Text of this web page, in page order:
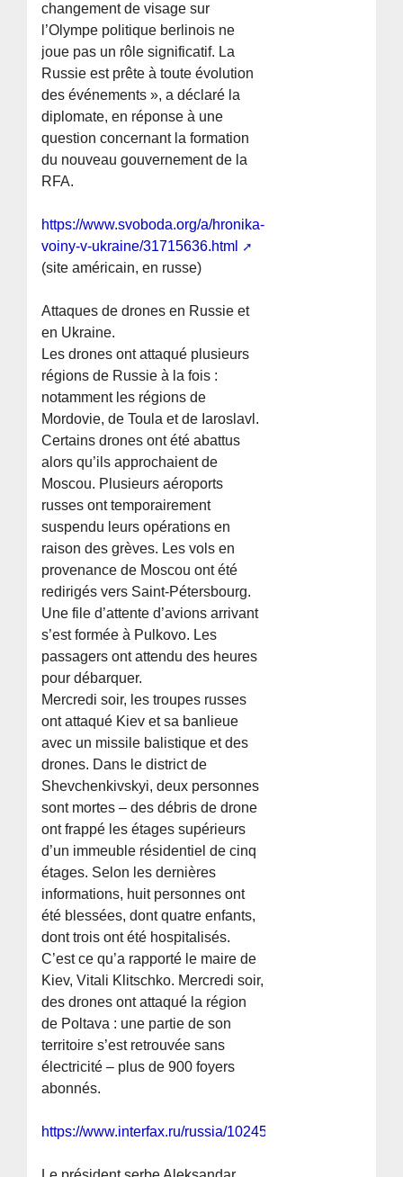
changement de visage sur
l’Olympe politique berlinois ne
joue pas un rôle significatif. La
Russie est prête à toute évolution
des événements », a déclaré la
diplomate, en réponse à une
question concernant la formation
du nouveau gouvernement de la
RFA.
https://www.svoboda.org/a/hronika-
voiny-v-ukraine/31715636.html
(site américain, en russe)
Attaques de drones en Russie et
en Ukraine.
Les drones ont attaqué plusieurs
régions de Russie à la fois :
notamment les régions de
Mordovie, de Toula et de Iaroslavl.
Certains drones ont été abattus
alors qu’ils approchaient de
Moscou. Plusieurs aéroports
russes ont temporairement
suspendu leurs opérations en
raison des grèves. Les vols en
provenance de Moscou ont été
redirigés vers Saint-Pétersbourg.
Une file d’attente d’avions arrivant
s’est formée à Pulkovo. Les
passagers ont attendu des heures
pour débarquer.
Mercredi soir, les troupes russes
ont attaqué Kiev et sa banlieue
avec un missile balistique et des
drones. Dans le district de
Shevchenkivskyi, deux personnes
sont mortes – des débris de drone
ont frappé les étages supérieurs
d’un immeuble résidentiel de cinq
étages. Selon les dernières
informations, huit personnes ont
été blessées, dont quatre enfants,
dont trois ont été hospitalisés.
C’est ce qu’a rapporté le maire de
Kiev, Vitali Klitschko. Mercredi soir,
des drones ont attaqué la région
de Poltava : une partie de son
territoire s’est retrouvée sans
électricité – plus de 900 foyers
abonnés.
https://www.interfax.ru/russia/1024588